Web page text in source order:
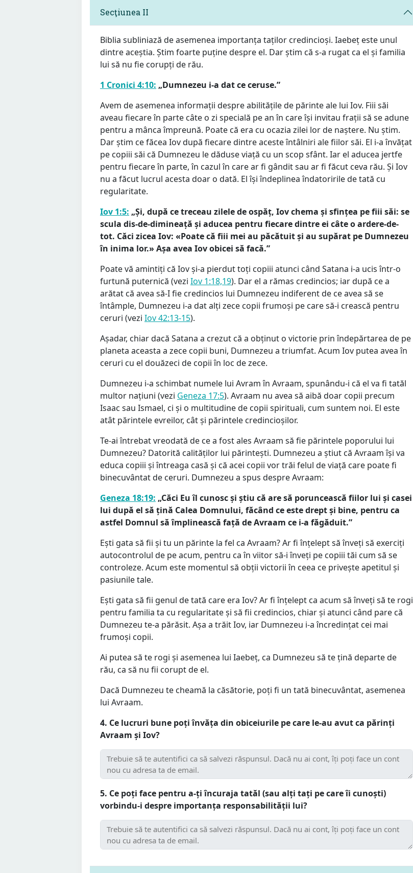
Secţiunea II
Biblia subliniază de asemenea importanța taților credincioși. Iaebeț este unul
dintre aceștia. Știm foarte puține despre el. Dar știm că s-a rugat ca el și familia
lui să nu fie corupți de rău.
1 Cronici 4:10: „Dumnezeu i-a dat ce ceruse.”
Avem de asemenea informații despre abilitățile de părinte ale lui Iov. Fiii săi
aveau fiecare în parte câte o zi specială pe an în care își invitau frații să se adune
pentru a mânca împreună. Poate că era cu ocazia zilei lor de naștere. Nu știm.
Dar știm ce făcea Iov după fiecare dintre aceste întâlniri ale fiilor săi. El i-a învățat
pe copiii săi că Dumnezeu le dăduse viață cu un scop sfânt. Iar el aducea jertfe
pentru fiecare în parte, în cazul în care ar fi gândit sau ar fi făcut ceva rău. Și Iov
nu a făcut lucrul acesta doar o dată. El își îndeplinea îndatoririle de tată cu
regularitate.
Iov 1:5: „Și, după ce treceau zilele de ospăț, Iov chema și sfințea pe fiii săi: se
scula dis-de-dimineață și aducea pentru fiecare dintre ei câte o ardere-de-
tot. Căci zicea Iov: «Poate că fiii mei au păcătuit și au supărat pe Dumnezeu
în inima lor.» Așa avea Iov obicei să facă.”
Poate vă amintiți că Iov și-a pierdut toți copiii atunci când Satana i-a ucis într-o
furtună puternică (vezi Iov 1:18,19). Dar el a rămas credincios; iar după ce a
arătat că avea să-I fie credincios lui Dumnezeu indiferent de ce avea să se
întâmple, Dumnezeu i-a dat alți zece copii frumoși pe care să-i crească pentru
ceruri (vezi Iov 42:13-15).
Așadar, chiar dacă Satana a crezut că a obținut o victorie prin îndepărtarea de pe
planeta aceasta a zece copii buni, Dumnezeu a triumfat. Acum Iov putea avea în
ceruri cu el douăzeci de copii în loc de zece.
Dumnezeu i-a schimbat numele lui Avram în Avraam, spunându-i că el va fi tatăl
multor națiuni (vezi Geneza 17:5). Avraam nu avea să aibă doar copii precum
Isaac sau Ismael, ci și o multitudine de copii spirituali, cum suntem noi. El este
atât părintele evreilor, cât și părintele credincioșilor.
Te-ai întrebat vreodată de ce a fost ales Avraam să fie părintele poporului lui
Dumnezeu? Datorită calităților lui părintești. Dumnezeu a știut că Avraam își va
educa copiii și întreaga casă și că acei copii vor trăi felul de viață care poate fi
binecuvântat de ceruri. Dumnezeu a spus despre Avraam:
Geneza 18:19: „Căci Eu îl cunosc și știu că are să poruncească fiilor lui și casei
lui după el să țină Calea Domnului, făcând ce este drept și bine, pentru ca
astfel Domnul să împlinească față de Avraam ce i-a făgăduit.”
Ești gata să fii și tu un părinte la fel ca Avraam? Ar fi înțelept să înveți să exerciți
autocontrolul de pe acum, pentru ca în viitor să-i înveți pe copiii tăi cum să se
controleze. Acum este momentul să obții victorii în ceea ce privește apetitul și
pasiunile tale.
Ești gata să fii genul de tată care era Iov? Ar fi înțelept ca acum să înveți să te rogi
pentru familia ta cu regularitate și să fii credincios, chiar și atunci când pare că
Dumnezeu te-a părăsit. Așa a trăit Iov, iar Dumnezeu i-a încredințat cei mai
frumoși copii.
Ai putea să te rogi și asemenea lui Iaebeț, ca Dumnezeu să te țină departe de
rău, ca să nu fii corupt de el.
Dacă Dumnezeu te cheamă la căsătorie, poți fi un tată binecuvântat, asemenea
lui Avraam.
4. Ce lucruri bune poți învăța din obiceiurile pe care le-au avut ca părinți
Avraam și Iov?
5. Ce poți face pentru a-ți încuraja tatăl (sau alți tați pe care îi cunoști)
vorbindu-i despre importanța responsabilității lui?